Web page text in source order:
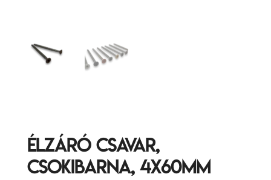
Élzáró csavar,
Csokibarna, 4x60mm